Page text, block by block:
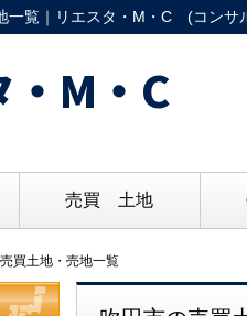
一覧｜リエスタ・M・C (コンサ
・M・C
売買 土地
買土地・売地一覧